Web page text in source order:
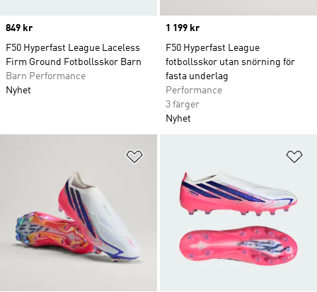
Price
849 kr
F50 Hyperfast League Laceless
Firm Ground Fotbollsskor Barn
Barn Performance
Nyhet
Price
1 199 kr
F50 Hyperfast League
fotbollsskor utan snörning för
fasta underlag
Performance
3 färger
Nyhet